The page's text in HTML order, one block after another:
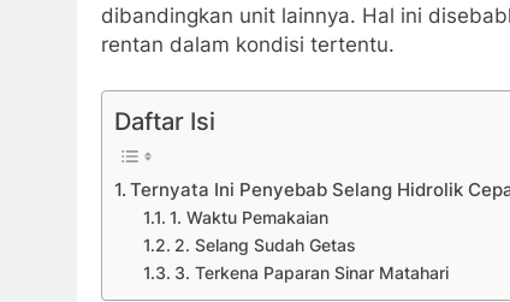
dibandingkan unit lainnya. Hal ini
rentan dalam kondisi tertentu.
Daftar Isi
Ternyata Ini Penyebab Selang Hidrolik
1. Waktu Pemakaian
2. Selang Sudah Getas
3. Terkena Paparan Sinar Matahari